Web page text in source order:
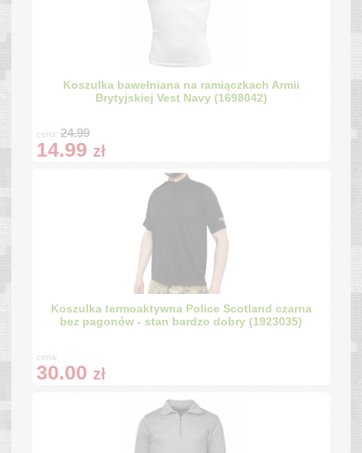
Koszulka bawełniana na ramiączkach Armii
Brytyjskiej Vest Navy (1698042)
cena:24.99
14.99 zł
Koszulka termoaktywna Police Scotland czarna
bez pagonów - stan bardzo dobry (1923035)
cena:
30.00 zł